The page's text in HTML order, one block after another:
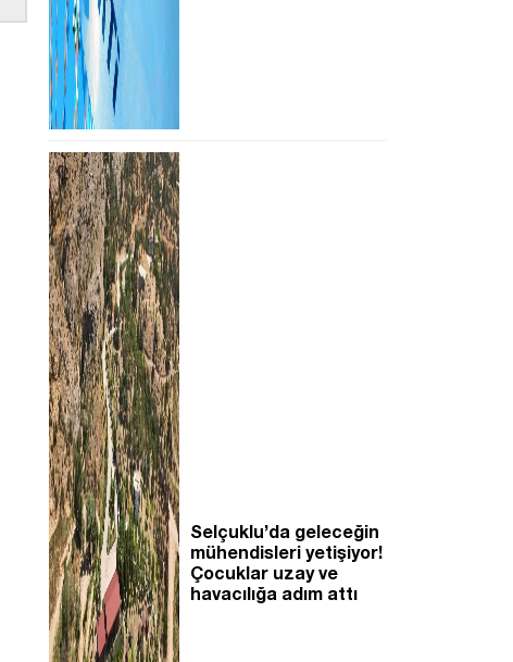
Selçuklu’da geleceğin
mühendisleri yetişiyor!
Çocuklar uzay ve
havacılığa adım attı